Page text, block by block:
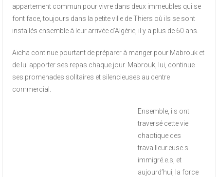
appartement commun pour vivre dans deux immeubles qui se
font face, toujours dans la petite ville de Thiers où ils se sont
installés ensemble à leur arrivée d’Algérie, il y a plus de 60 ans.
Aïcha continue pourtant de préparer à manger pour Mabrouk et
de lui apporter ses repas chaque jour. Mabrouk, lui, continue
ses promenades solitaires et silencieuses au centre
commercial.
Ensemble, ils ont
traversé cette vie
chaotique des
travailleur.euse.s
immigré.e.s, et
aujourd’hui, la force